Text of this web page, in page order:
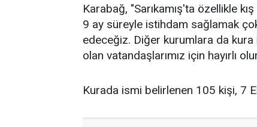
Karabağ, "Sarıkamış'ta özellikle
9 ay süreyle istihdam sağlamak
edeceğiz. Diğer kurumlara da kura
olan vatandaşlarımız için hayırlı
Kurada ismi belirlenen 105 kişi, 7